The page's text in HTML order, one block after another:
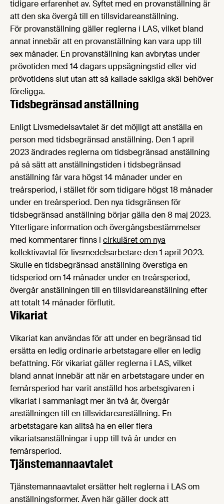
tidigare erfarenhet av. Syftet med en provanställning är
att den ska övergå till en tillsvidareanställning.
För provanställning gäller reglerna i LAS, vilket bland
annat innebär att en provanställning kan vara upp till
sex månader. En provanställning kan avbrytas under
prövotiden med 14 dagars uppsägningstid eller vid
prövotidens slut utan att så kallade sakliga skäl behöver
föreligga.
Tidsbegränsad anställning
Enligt Livsmedelsavtalet är det möjligt att anställa en
person med tidsbegränsad anställning. Den 1 april
2023 ändrades reglerna om tidsbegränsad anställning
på så sätt att anställningstiden i tidsbegränsad
anställning får vara högst 14 månader under en
treårsperiod, i stället för som tidigare högst 18 månader
under en treårsperiod. Den nya tidsgränsen för
tidsbegränsad anställning börjar gälla den 8 maj 2023.
Ytterligare information och övergångsbestämmelser
med kommentarer finns i cirkuläret om nya
kollektivavtal för livsmedelsarbetare den 1 april 2023.
Skulle en tidsbegränsad anställning överstiga en
tidsperiod om 14 månader under en treårsperiod,
övergår anställningen till en tillsvidareanställning efter
att totalt 14 månader förflutit.
Vikariat
Vikariat kan användas för att under en begränsad tid
ersätta en ledig ordinarie arbetstagare eller en ledig
befattning. För vikariat gäller reglerna i LAS, vilket
bland annat innebär att när en arbetstagare under en
femårsperiod har varit anställd hos arbetsgivaren i
vikariat i sammanlagt mer än två år, övergår
anställningen till en tillsvidareanställning. En
arbetstagare kan alltså ha en eller flera
vikariatsanställningar i upp till två år under en
femårsperiod.
Tjänstemannaavtalet
Tjänstemannaavtalet ersätter helt reglerna i LAS om
anställningsformer. Även här gäller dock att